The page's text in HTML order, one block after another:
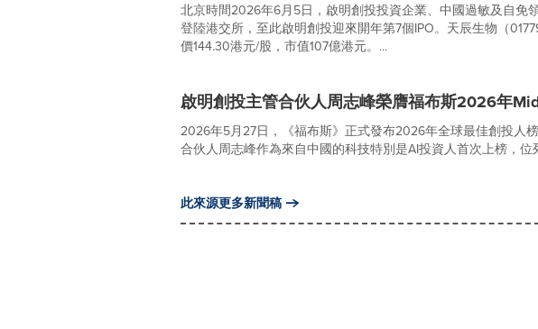
北京時間2026年6月5日，啟明創投投資企業、中國過敏及自免
登陸港交所，至此啟明創投迎來開年第7個IPO。天辰生物（
價144.30港元/股，市值107億港元。...
啟明創投主管合伙人周志峰榮膺福布斯2026年
2026年5月27日，《福布斯》正式發布2026年全球最佳創投人
合伙人周志峰作為來自中國的科技特別是AI投資人首次上榜，位
此來源更多新聞稿